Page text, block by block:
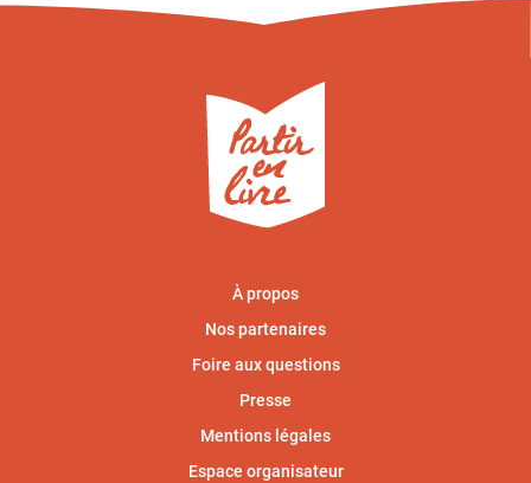
À propos
Nos partenaires
Foire aux questions
Presse
Mentions légales
Espace organisateur